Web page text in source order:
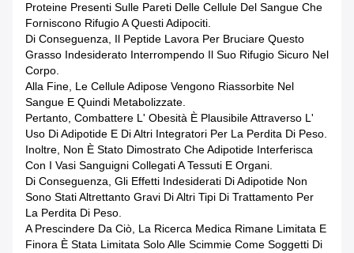
Proteine Presenti Sulle Pareti Delle Cellule Del Sangue Che
Forniscono Rifugio A Questi Adipociti.
Di Conseguenza, Il Peptide Lavora Per Bruciare Questo
Grasso Indesiderato Interrompendo Il Suo Rifugio Sicuro Nel
Corpo.
Alla Fine, Le Cellule Adipose Vengono Riassorbite Nel
Sangue E Quindi Metabolizzate.
Pertanto, Combattere L' Obesità È Plausibile Attraverso L'
Uso Di Adipotide E Di Altri Integratori Per La Perdita Di Peso.
Inoltre, Non È Stato Dimostrato Che Adipotide Interferisca
Con I Vasi Sanguigni Collegati A Tessuti E Organi.
Di Conseguenza, Gli Effetti Indesiderati Di Adipotide Non
Sono Stati Altrettanto Gravi Di Altri Tipi Di Trattamento Per
La Perdita Di Peso.
A Prescindere Da Ciò, La Ricerca Medica Rimane Limitata E
Finora È Stata Limitata Solo Alle Scimmie Come Soggetti Di